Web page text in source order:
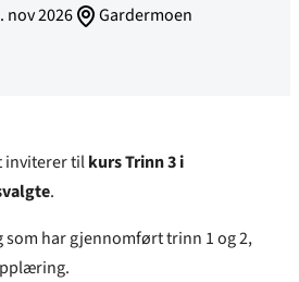
nov 2026
Gardermoen
inviterer tilkurs Trinn 3 i
.
som har gjennomført trinn 1 og 2,